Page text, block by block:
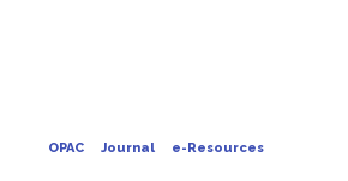
OPAC Journal e-Resources